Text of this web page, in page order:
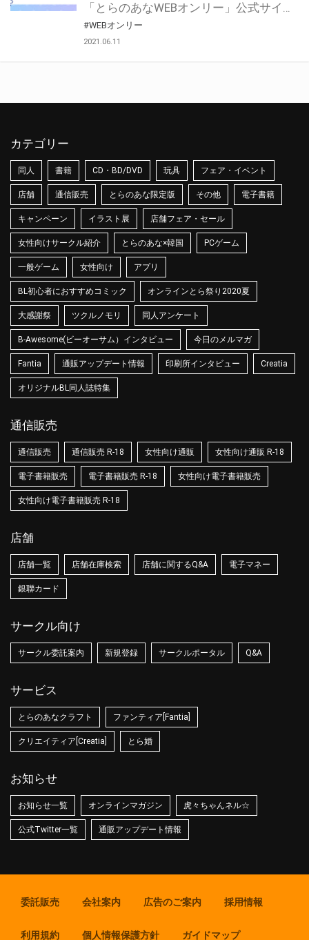
「とらのあなWEBオンリー」公式サイトでとらのあな通販の「割引クーポン」を配布中！ イベントごとに開催当日限定で使える割引クーポンのシリアルコードを発行します。 とらのあなWEBオンリーのページをチェックして、イベント当日にお得にお買い物を楽しみましょう♪ ※本キャンペーンは予告なく終了する場合がございます。 とらのあなWEBオンリーサイトはこちら
#WEBオンリー
2021.06.11
カテゴリー
同人 書籍 CD・BD/DVD 玩具 フェア・イベント
店舗 通信販売 とらのあな限定版 その他 電子書籍
キャンペーン イラスト展 店舗フェア・セール
女性向けサークル紹介 とらのあな×韓国 PCゲーム
一般ゲーム 女性向け アプリ
BL初心者におすすめコミック オンラインとら祭り2020夏
大感謝祭 ツクルノモリ 同人アンケート
B-Awesome(ビーオーサム）インタビュー 今日のメルマガ
Fantia 通販アップデート情報 印刷所インタビュー Creatia
オリジナルBL同人誌特集
通信販売
通信販売 通信販売 R-18 女性向け通販 女性向け通販 R-18
電子書籍販売 電子書籍販売 R-18 女性向け電子書籍販売
女性向け電子書籍販売 R-18
店舗
店舗一覧 店舗在庫検索 店舗に関するQ&A 電子マネー
銀聯カード
サークル向け
サークル委託案内 新規登録 サークルポータル Q&A
サービス
とらのあなクラフト ファンティア[Fantia]
クリエイティア[Creatia] とら婚
お知らせ
お知らせ一覧 オンラインマガジン 虎々ちゃんネル☆
公式Twitter一覧 通販アップデート情報
委託販売 会社案内 広告のご案内 採用情報
利用規約 個人情報保護方針 ガイドマップ